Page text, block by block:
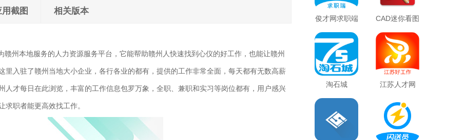
用截图 相关版本
赣州本地服务的人力资源服务平台，它能帮助赣州人快速找到心仪的好工作，也能让赣州
里入驻了赣州当地大小企业，各行各业的都有，提供的工作非常全面，每天都有无数高薪
人才每日在此浏览，丰富的工作信息包罗万象，全职、兼职和实习等岗位都有，用户感兴
求职者能更高效找工作。
俊才网求职端 CAD迷你看图
淘石城 江苏人才网